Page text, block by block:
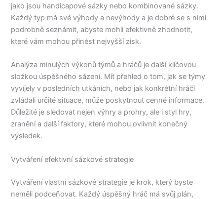
jako jsou handicapové sázky nebo kombinované sázky.
Každý typ má své výhody a nevýhody a je dobré se s nimi
podrobně seznámit, abyste mohli efektivně zhodnotit,
které vám mohou přinést nejvyšší zisk.
Analýza minulých výkonů týmů a hráčů je další klíčovou
složkou úspěšného sázení. Mít přehled o tom, jak se týmy
vyvíjely v posledních utkáních, nebo jak konkrétní hráči
zvládali určité situace, může poskytnout cenné informace.
Důležité je sledovat nejen výhry a prohry, ale i styl hry,
zranění a další faktory, které mohou ovlivnit konečný
výsledek.
Vytváření efektivní sázkové strategie
Vytváření vlastní sázkové strategie je krok, který byste
neměli podceňovat. Každý úspěšný hráč má svůj plán,